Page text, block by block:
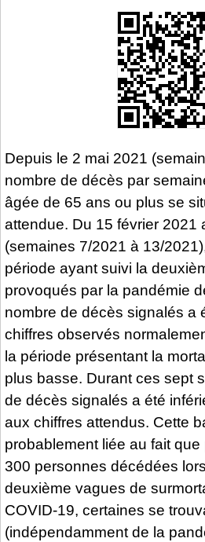
Depuis le 2 mai 2021
nombre de décès par
âgée de 65 ans ou plus se
attendue. Du 15 février 2021
(semaines 7/2021 à 13/
période ayant suivi la
provoqués par la pandémie
nombre de décès signalés a
chiffres observés
la période présentant la
plus basse. Durant ces sept
de décès signalés a été
aux chiffres attendus. Cette
probablement liée au fait
300 personnes décédées
deuxième vagues de
COVID-19, certaines se
(indépendamment de la